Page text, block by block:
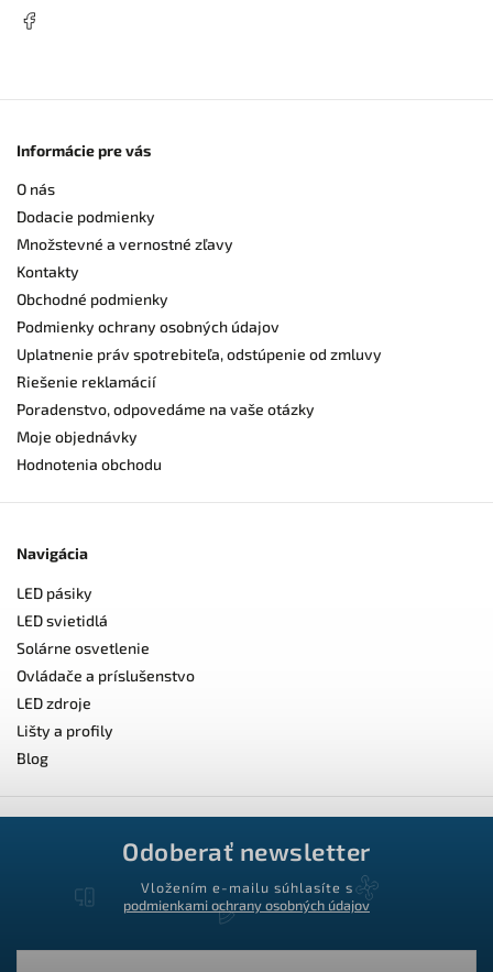
Informácie pre vás
O nás
Dodacie podmienky
Množstevné a vernostné zľavy
Kontakty
Obchodné podmienky
Podmienky ochrany osobných údajov
Uplatnenie práv spotrebiteľa, odstúpenie od zmluvy
Riešenie reklamácií
Poradenstvo, odpovedáme na vaše otázky
Moje objednávky
Hodnotenia obchodu
Navigácia
LED pásiky
LED svietidlá
Solárne osvetlenie
Ovládače a príslušenstvo
LED zdroje
Lišty a profily
Blog
Odoberať newsletter
Vložením e-mailu súhlasíte s
podmienkami ochrany osobných údajov